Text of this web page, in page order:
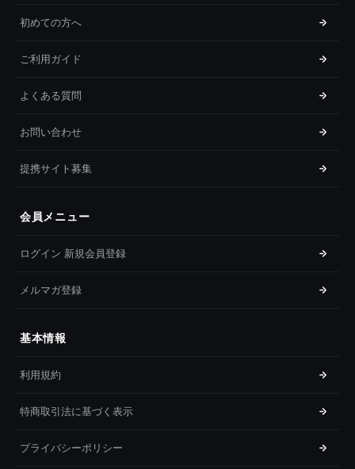
初めての方へ
ご利用ガイド
よくある質問
お問い合わせ
提携サイト募集
会員メニュー
ログイン 新規会員登録
メルマガ登録
基本情報
利用規約
特商取引法に基づく表示
プライバシーポリシー